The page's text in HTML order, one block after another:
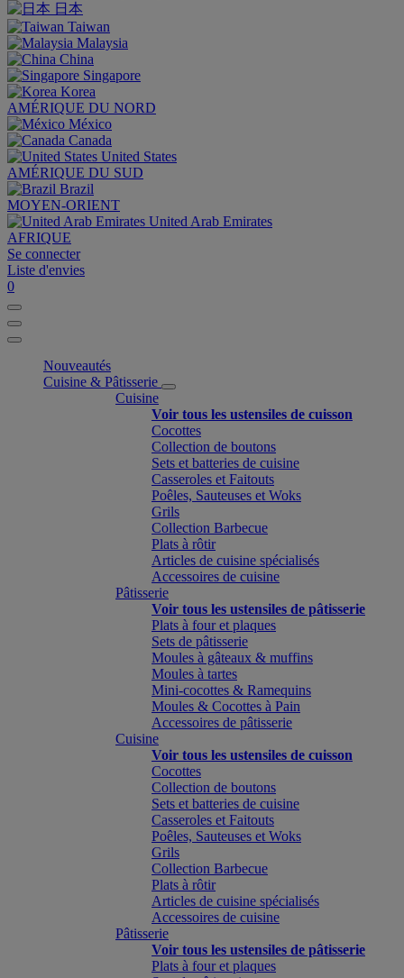
日本
Taiwan
Malaysia
China
Singapore
Korea
AMÉRIQUE DU NORD
México
Canada
United States
AMÉRIQUE DU SUD
Brazil
MOYEN-ORIENT
United Arab Emirates
AFRIQUE
Se connecter
Liste d'envies
0
Nouveautés
Cuisine & Pâtisserie
Cuisine
Voir tous les ustensiles de cuisson
Cocottes
Collection de boutons
Sets et batteries de cuisine
Casseroles et Faitouts
Poêles, Sauteuses et Woks
Grils
Collection Barbecue
Plats à rôtir
Articles de cuisine spécialisés
Accessoires de cuisine
Pâtisserie
Voir tous les ustensiles de pâtisserie
Plats à four et plaques
Sets de pâtisserie
Moules à gâteaux & muffins
Moules à tartes
Mini-cocottes & Ramequins
Moules & Cocottes à Pain
Accessoires de pâtisserie
Cuisine
Voir tous les ustensiles de cuisson
Cocottes
Collection de boutons
Sets et batteries de cuisine
Casseroles et Faitouts
Poêles, Sauteuses et Woks
Grils
Collection Barbecue
Plats à rôtir
Articles de cuisine spécialisés
Accessoires de cuisine
Pâtisserie
Voir tous les ustensiles de pâtisserie
Plats à four et plaques